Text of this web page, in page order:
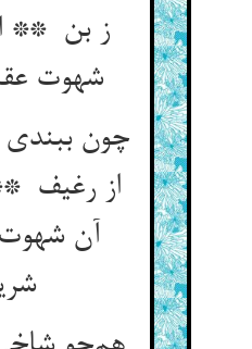
ز بن **
شهوت عقبیش کن
چون
از رغیف
آن
شریف